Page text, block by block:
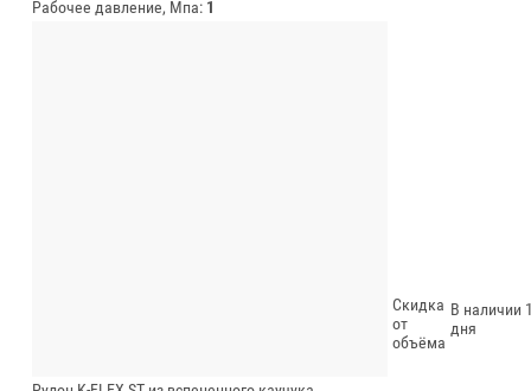
Рабочее давление, Мпа: 1
Скидка
от
объёма
В наличии
дня